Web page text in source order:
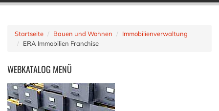
Startseite Bauen und Wohnen
Immobilienverwaltung
ERA Immobilien Franchise
WEBKATALOG MENÜ